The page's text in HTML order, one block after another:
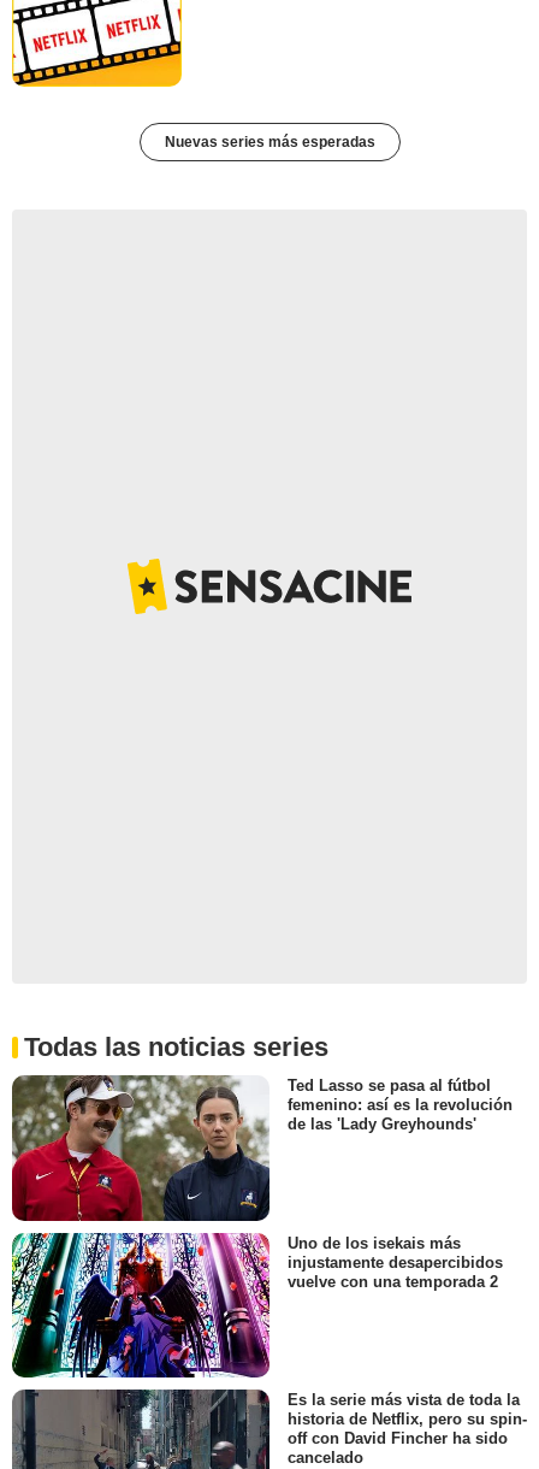
Nuevas series más esperadas
Todas las noticias series
Ted Lasso se pasa al fútbol
femenino: así es la revolución
de las 'Lady Greyhounds'
Uno de los isekais más
injustamente desapercibidos
vuelve con una temporada 2
Es la serie más vista de toda la
historia de Netflix, pero su spin-
off con David Fincher ha sido
cancelado